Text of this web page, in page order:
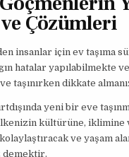
Çözümleri
insanlar için ev taşıma
hatalar yapılabilmekte
taşınırken dikkate
yeni bir eve
kültürüne, iklimine
ve yaşam